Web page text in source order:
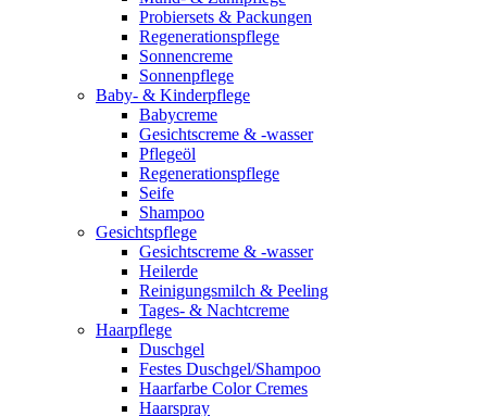
Probiersets & Packungen
Regenerationspflege
Sonnencreme
Sonnenpflege
Baby- & Kinderpflege
Babycreme
Gesichtscreme & -wasser
Pflegeöl
Regenerationspflege
Seife
Shampoo
Gesichtspflege
Gesichtscreme & -wasser
Heilerde
Reinigungsmilch & Peeling
Tages- & Nachtcreme
Haarpflege
Duschgel
Festes Duschgel/Shampoo
Haarfarbe Color Cremes
Haarspray